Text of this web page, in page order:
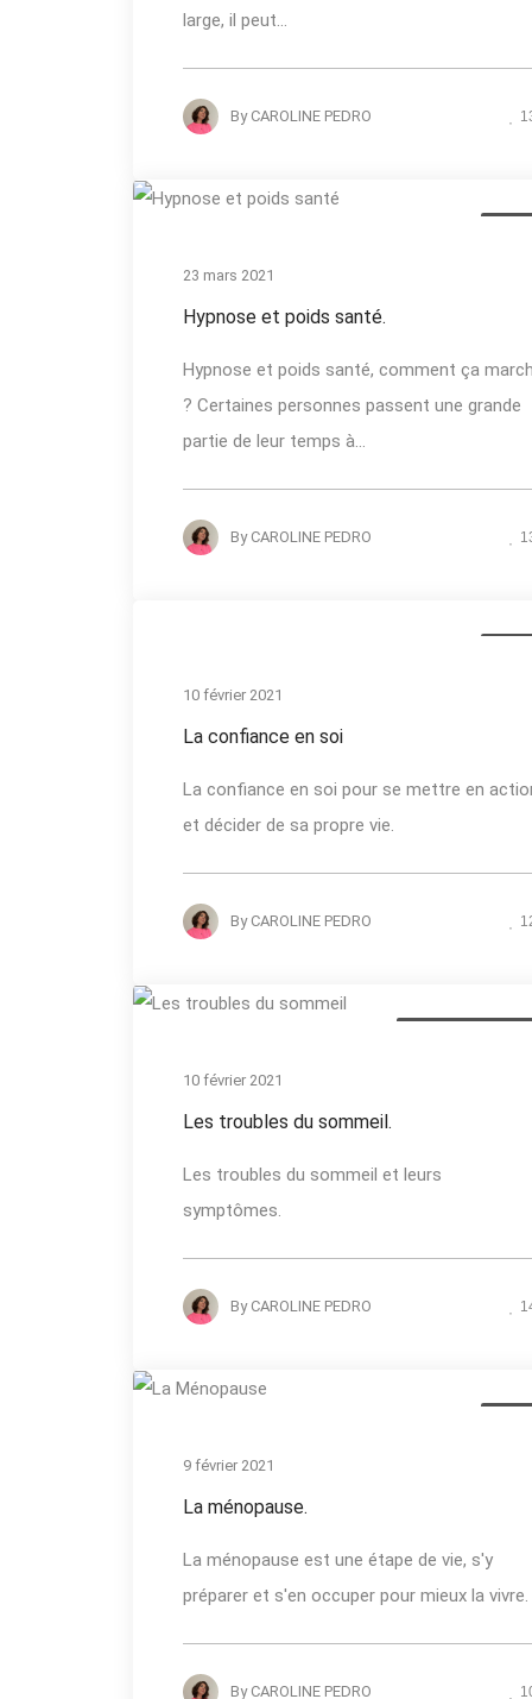
large, il peut...
By CAROLINE PEDRO
23 mars 2021
Hypnose et poids santé.
Hypnose et poids santé, comment ça
? Certaines personnes passent une grande
partie de leur temps à...
By CAROLINE PEDRO
10 février 2021
La confiance en soi
La confiance en soi pour se mettre en
et décider de sa propre vie.
By CAROLINE PEDRO
10 février 2021
Les troubles du sommeil.
Les troubles du sommeil et leurs
symptômes.
By CAROLINE PEDRO
9 février 2021
La ménopause.
La ménopause est une étape de vie, s'y
préparer et s'en occuper pour mieux la vivre.
By CAROLINE PEDRO